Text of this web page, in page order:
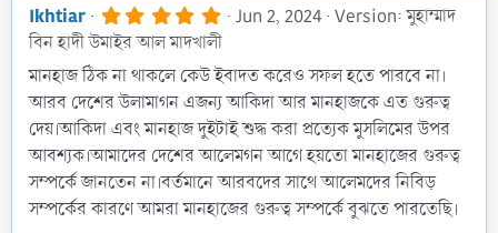
Ikhtiar 5
.
0
0
s
t
a
r
(
s
)
Jun 2, 2024 Version: মুহাম্মাদ
বিন হাদী উমাইর আল মাদখালী
মানহাজ ঠিক না থাকলে কেউ ইবাদত করেও সফল হতে পারবে না।
আরব দেশের উলামাগন এজন্য আকিদা আর মানহাজকে এত গুরুত্ব
দেয়।আকিদা এবং মানহাজ দুইটাই শুদ্ধ করা প্রত্যেক মুসলিমের উপর
আবশ্যক।আমাদের দেশের আলেমগন আগে হয়তো মানহাজের গুরুত্ব
সম্পর্কে জানতেন না।বর্তমানে আরবদের সাথে আলেমদের নিবিড়
সম্পর্কের কারণে আমরা মানহাজের গুরুত্ব সম্পর্কে বুঝতে পারতেছি।